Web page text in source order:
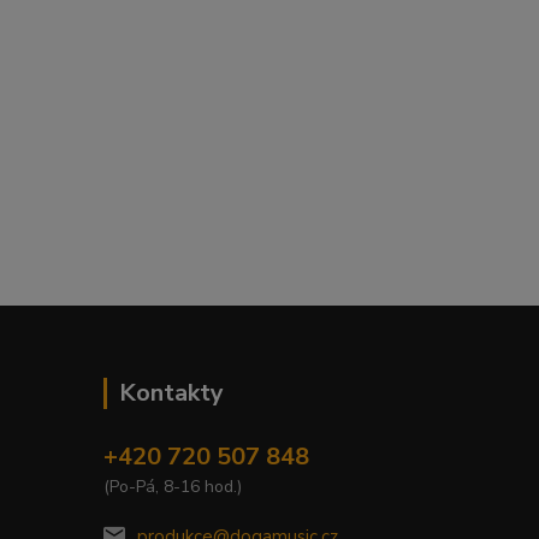
Kontakty
+420 720 507 848
(Po-Pá, 8-16 hod.)